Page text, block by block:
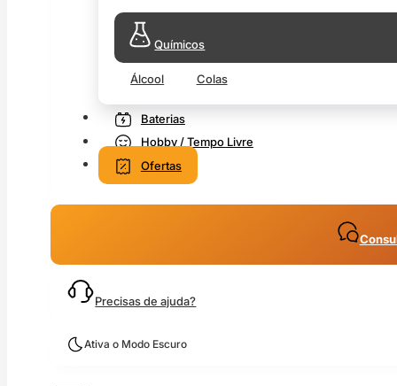
Químicos
Álcool Colas
Baterias
Hobby / Tempo Livre
Ofertas
Precisas de ajuda?
Ativa o Modo Escuro